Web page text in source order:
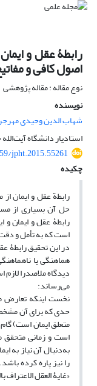
رابطۀ عقل و
اصول کافی و
نوع مقاله : مقاله پژوهشی
نویسنده
شهاب الدین وحیدی
استادیار دانشگاه
jpht.2015.55261
چکیده
رابطة عقل و ایمان
حل آن بسیاری از
رابطۀ عقل و ایمان و
است که به تأمل و
در این تحقیق رابطۀ
هماهنگی یا
دیدگاه ملاصدرا
می‌رساند:
نخست اینکه تعارض
حدی که برای آن
متعلق ایمان است)
است و زمانی
به‌دنبال آن نیاز به
را نیز پاره کرده
«غایۀ العقل الاعتراف